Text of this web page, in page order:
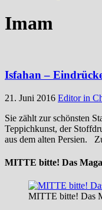
Imam
Isfahan –
21. Juni 2016 Editor in
Sie zählt zur schönsten
Teppichkunst, der
aus dem alten Persien.
MITTE bitte! Das
MITTE bitte! Das